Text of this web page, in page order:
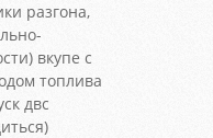
разгона,
вкупе с
топлива
двс